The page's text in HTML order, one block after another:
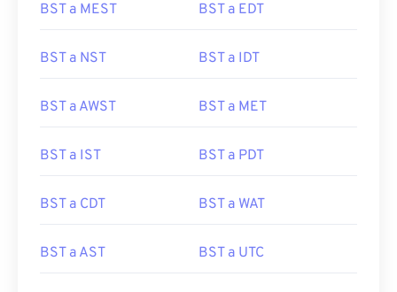
BST a MEST BST a EDT
BST a NST BST a IDT
BST a AWST BST a MET
BST a IST BST a PDT
BST a CDT BST a WAT
BST a AST BST a UTC